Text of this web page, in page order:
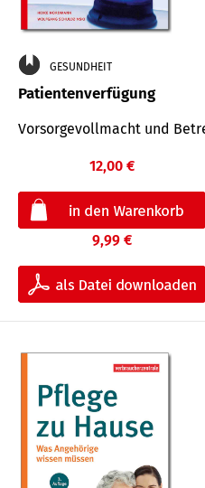
GESUNDHEIT
Patientenverfügung
Vorsorgevollmacht und
12,00 €
9,99 €